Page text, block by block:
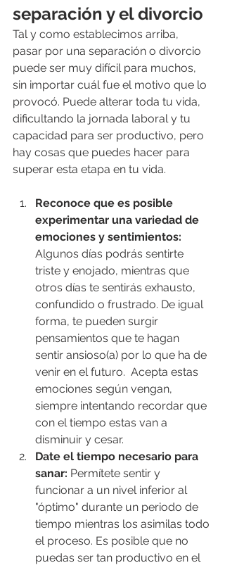
separación y el divorcio
Tal y como establecimos arriba,
pasar por una separación o divorcio
puede ser muy difícil para muchos,
sin importar cuál fue el motivo que lo
provocó. Puede alterar toda tu vida,
dificultando la jornada laboral y tu
capacidad para ser productivo, pero
hay cosas que puedes hacer para
superar esta etapa en tu vida.
Reconoce que es posible
experimentar una variedad de
emociones y sentimientos:
Algunos días podrás sentirte
triste y enojado, mientras que
otros días te sentirás exhausto,
confundido o frustrado. De igual
forma, te pueden surgir
pensamientos que te hagan
sentir ansioso(a) por lo que ha de
venir en el futuro.  Acepta estas
emociones según vengan,
siempre intentando recordar que
con el tiempo estas van a
disminuir y cesar.
Date el tiempo necesario para
sanar: Permítete sentir y
funcionar a un nivel inferior al
"óptimo" durante un periodo de
tiempo mientras los asimilas todo
el proceso. Es posible que no
puedas ser tan productivo en el